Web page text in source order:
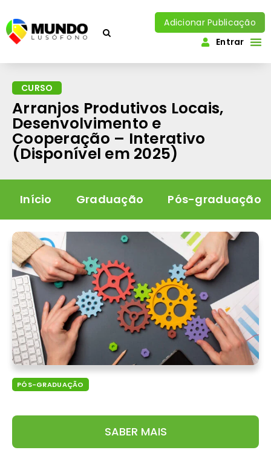
Adicionar Publicação
Entrar
CURSO
Arranjos Produtivos Locais,
Desenvolvimento e
Cooperação – Interativo
(Disponível em 2025)
Início Graduação Pós-graduação
PÓS-GRADUAÇÃO
SABER MAIS